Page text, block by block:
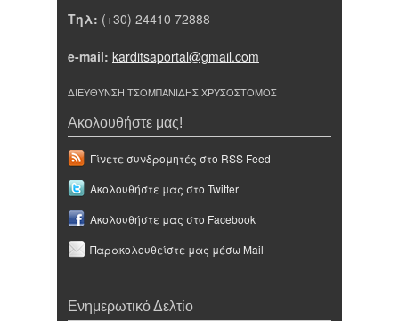
Τηλ: (+30) 24410 72888
e-mail: karditsaportal@gmail.com
ΔΙΕΥΘΥΝΣΗ ΤΣΟΜΠΑΝΙΔΗΣ ΧΡΥΣΟΣΤΟΜΟΣ
Ακολουθήστε μας!
Γίνετε συνδρομητές στο RSS Feed
Ακολουθήστε μας στο Twitter
Ακολουθήστε μας στο Facebook
Παρακολουθείστε μας μέσω Mail
Ενημερωτικό Δελτίο